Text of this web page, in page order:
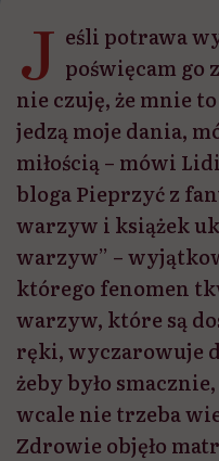
J eśli potrawa
poświęcam go
nie czuję, że mnie
jedzą moje dania,
miłością – mówi
bloga Pieprzyć z
warzyw i książek
warzyw” –
którego fenomen
warzyw, które są
ręki, wyczarowuje
żeby było
wcale nie trzeba
Zdrowie objęło